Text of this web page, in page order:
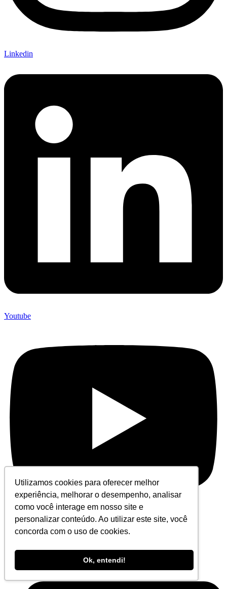
Utilizamos cookies para oferecer melhor
experiência, melhorar o desempenho, analisar
como você interage em nosso site e
personalizar conteúdo. Ao utilizar este site, você
concorda com o uso de cookies.
Ok, entendi!
Linkedin
Youtube
Contato